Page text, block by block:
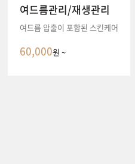
여드름관리/재생관리
여드름 압출이 포함된 스킨케어
60,000원 ~